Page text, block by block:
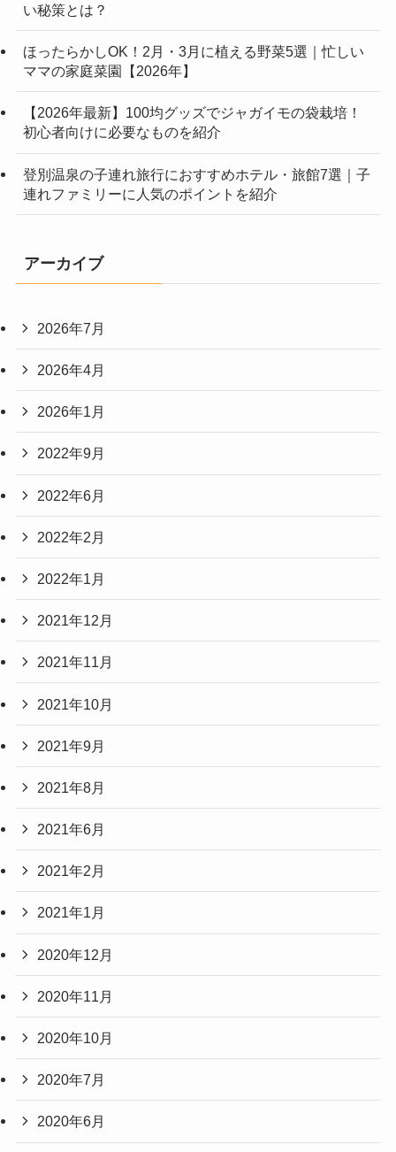
い秘策とは？
ほったらかしOK！2月・3月に植える野菜5選｜忙しい
ママの家庭菜園【2026年】
【2026年最新】100均グッズでジャガイモの袋栽培！
初心者向けに必要なものを紹介
登別温泉の子連れ旅行におすすめホテル・旅館7選｜子
連れファミリーに人気のポイントを紹介
アーカイブ
2026年7月
2026年4月
2026年1月
2022年9月
2022年6月
2022年2月
2022年1月
2021年12月
2021年11月
2021年10月
2021年9月
2021年8月
2021年6月
2021年2月
2021年1月
2020年12月
2020年11月
2020年10月
2020年7月
2020年6月